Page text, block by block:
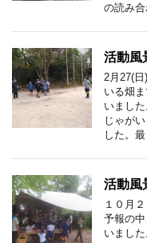
の読み
活動風
2月27(
いる畑
いまし
じゃが
した。最
活動風
１０月
予報の
いまし